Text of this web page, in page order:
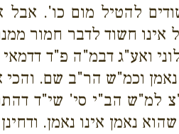
להטיל מום כו'. אבל
חשוד לדבר חמור
ואע"ג דבמ"ה פ"ד
וכמ"ש הר"ב שם.
למ"ש הב"י סי' שי"ד
נאמן אינו נאמן.